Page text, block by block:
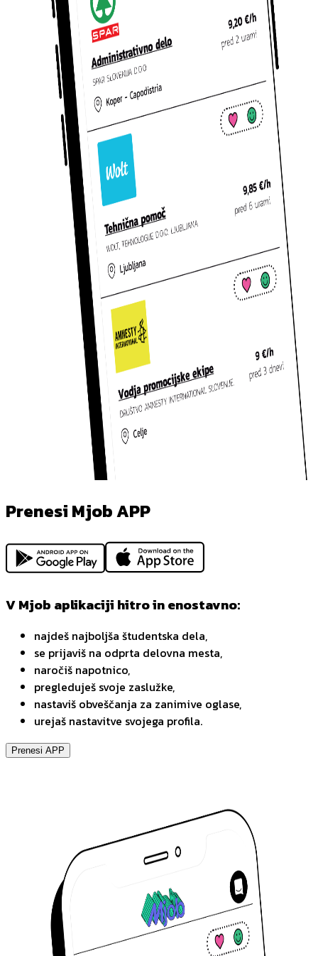
Prenesi Mjob APP
V Mjob aplikaciji hitro in enostavno:
najdeš najboljša študentska dela,
se prijaviš na odprta delovna mesta,
naročiš napotnico,
pregleduješ svoje zaslužke,
nastaviš obveščanja za zanimive oglase,
urejaš nastavitve svojega profila.
Prenesi APP